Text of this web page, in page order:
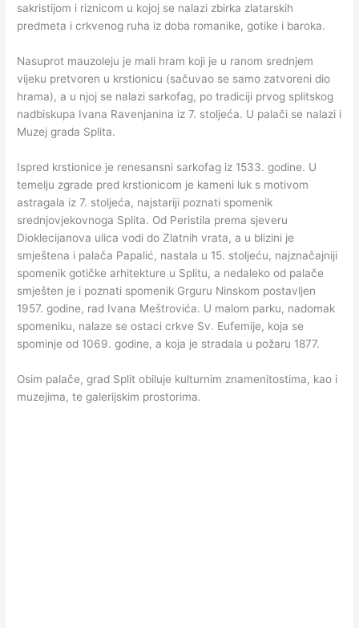
sakristijom i riznicom u kojoj se nalazi zbirka zlatarskih
predmeta i crkvenog ruha iz doba romanike, gotike i baroka.
Nasuprot mauzoleju je mali hram koji je u ranom srednjem
vijeku pretvoren u krstionicu (sačuvao se samo zatvoreni dio
hrama), a u njoj se nalazi sarkofag, po tradiciji prvog splitskog
nadbiskupa Ivana Ravenjanina iz 7. stoljeća. U palači se nalazi i
Muzej grada Splita.
Ispred krstionice je renesansni sarkofag iz 1533. godine. U
temelju zgrade pred krstionicom je kameni luk s motivom
astragala iz 7. stoljeća, najstariji poznati spomenik
srednjovjekovnoga Splita. Od Peristila prema sjeveru
Dioklecijanova ulica vodi do Zlatnih vrata, a u blizini je
smještena i palača Papalić, nastala u 15. stoljeću, najznačajniji
spomenik gotičke arhitekture u Splitu, a nedaleko od palače
smješten je i poznati spomenik Grguru Ninskom postavljen
1957. godine, rad Ivana Meštrovića. U malom parku, nadomak
spomeniku, nalaze se ostaci crkve Sv. Eufemije, koja se
spominje od 1069. godine, a koja je stradala u požaru 1877.
Osim palače, grad Split obiluje kulturnim znamenitostima, kao i
muzejima, te galerijskim prostorima.